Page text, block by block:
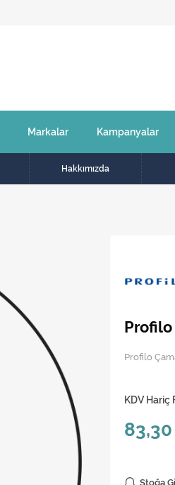
Markalar Kampanyalar
Hakkımızda
Profilo
Profilo
KDV Hariç
Stoğa